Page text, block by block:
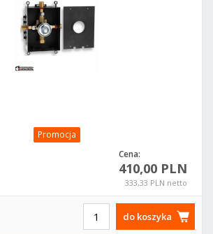
Promocja
Cena:
410,00 PLN
333,33 PLN netto
do koszyka